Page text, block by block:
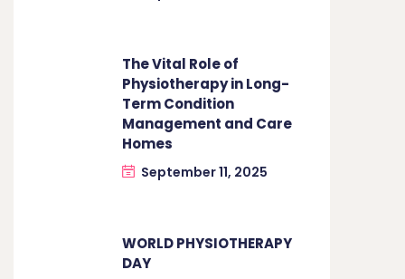
The Vital Role of
Physiotherapy in Long-
Term Condition
Management and Care
Homes
September 11, 2025
WORLD PHYSIOTHERAPY
DAY